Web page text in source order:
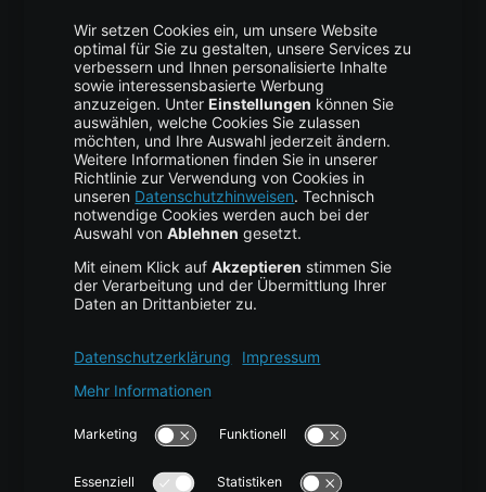
Trust Center
Data Recovery
Backup Service
Business Hosting
Cloud Storage
Cloud Anbieter
Leitfaden & Übersicht